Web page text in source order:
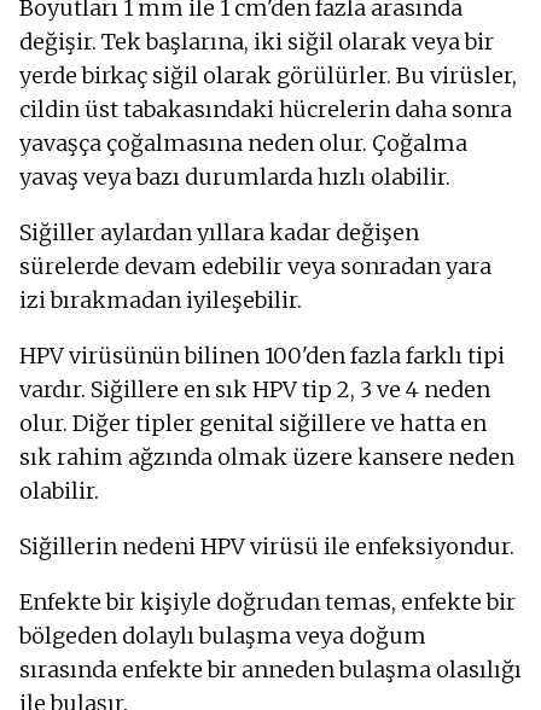
Boyutları 1 mm ile 1 cm'den fazla arasında
değişir. Tek başlarına, iki siğil olarak veya bir
yerde birkaç siğil olarak görülürler. Bu virüsler,
cildin üst tabakasındaki hücrelerin daha sonra
yavaşça çoğalmasına neden olur. Çoğalma
yavaş veya bazı durumlarda hızlı olabilir.
Siğiller aylardan yıllara kadar değişen
sürelerde devam edebilir veya sonradan yara
izi bırakmadan iyileşebilir.
HPV virüsünün bilinen 100'den fazla farklı tipi
vardır. Siğillere en sık HPV tip 2, 3 ve 4 neden
olur. Diğer tipler genital siğillere ve hatta en
sık rahim ağzında olmak üzere kansere neden
olabilir.
Siğillerin nedeni HPV virüsü ile enfeksiyondur.
Enfekte bir kişiyle doğrudan temas, enfekte bir
bölgeden dolaylı bulaşma veya doğum
sırasında enfekte bir anneden bulaşma olasılığı
ile bulaşır.